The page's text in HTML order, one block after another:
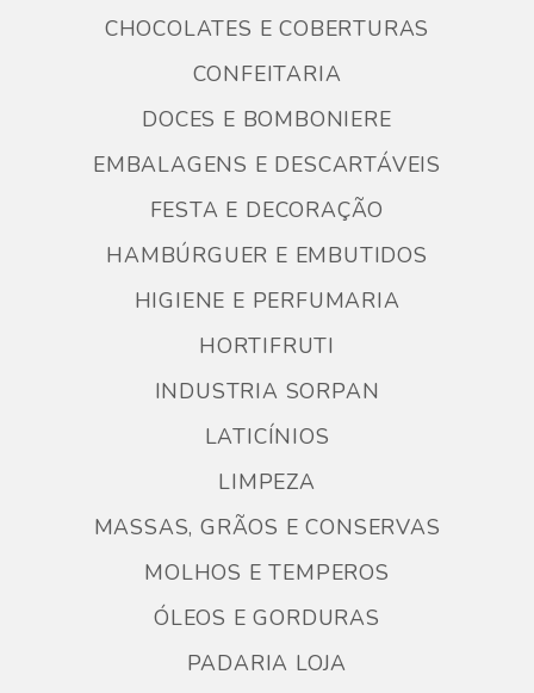
CHOCOLATES E COBERTURAS
CONFEITARIA
DOCES E BOMBONIERE
EMBALAGENS E DESCARTÁVEIS
FESTA E DECORAÇÃO
HAMBÚRGUER E EMBUTIDOS
HIGIENE E PERFUMARIA
HORTIFRUTI
INDUSTRIA SORPAN
LATICÍNIOS
LIMPEZA
MASSAS, GRÃOS E CONSERVAS
MOLHOS E TEMPEROS
ÓLEOS E GORDURAS
PADARIA LOJA